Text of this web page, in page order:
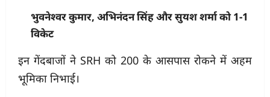
भुवनेश्वर कुमार, अभिनंदन सिंह और सुयश शर्मा को 1-1
विकेट
इन गेंदबाजों ने SRH को 200 के आसपास रोकने में अहम
भूमिका निभाई।